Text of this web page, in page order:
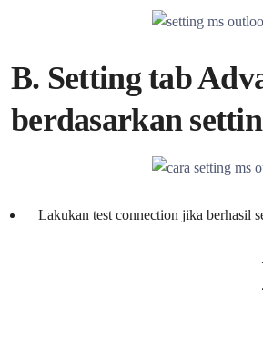
B. Setting tab
berdasarkan
Lakukan test connection jika berhasil